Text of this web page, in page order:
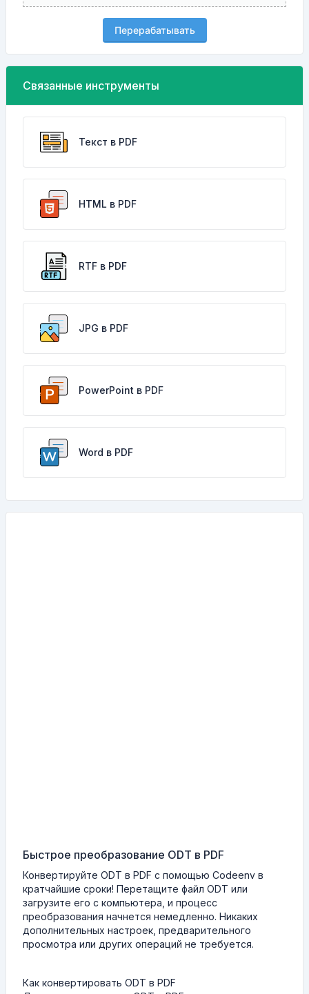
Перерабатывать
Связанные инструменты
Текст в PDF
HTML в PDF
RTF в PDF
JPG в PDF
PowerPoint в PDF
Word в PDF
Быстрое преобразование ODT в PDF
Конвертируйте ODT в PDF с помощью Codeenv в
кратчайшие сроки! Перетащите файл ODT или
загрузите его с компьютера, и процесс
преобразования начнется немедленно. Никаких
дополнительных настроек, предварительного
просмотра или других операций не требуется.
Как конвертировать ODT в PDF